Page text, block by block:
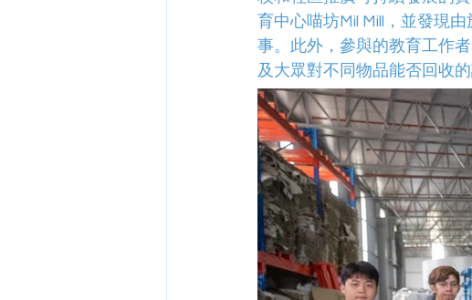
育中心喵坊Mil Mill，並發現
事。此外，參與的教育工作
及大眾對不同物品能否回收的